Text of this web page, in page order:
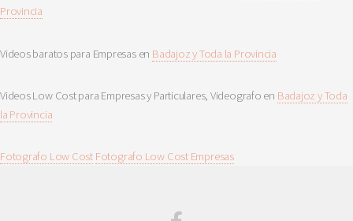
Provincia
Videos baratos para Empresas en Badajoz y Toda la Provincia
Videos Low Cost para Empresas y Particulares, Videografo en Badajoz y Toda
la Provincia
Fotografo Low Cost Fotografo Low Cost Empresas